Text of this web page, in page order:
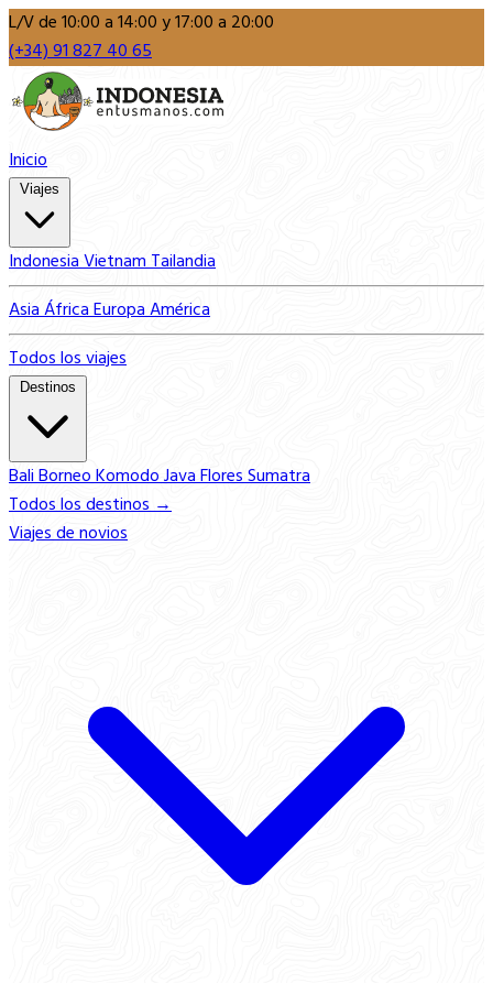
L/V de 10:00 a 14:00 y 17:00 a 20:00
(+34) 91 827 40 65
Inicio
IndonesiaVietnamTailandia
AsiaÁfricaEuropaAmérica
Todos los viajes
BaliBorneoKomodoJavaFloresSumatra
Todos los destinos →
Viajes de novios